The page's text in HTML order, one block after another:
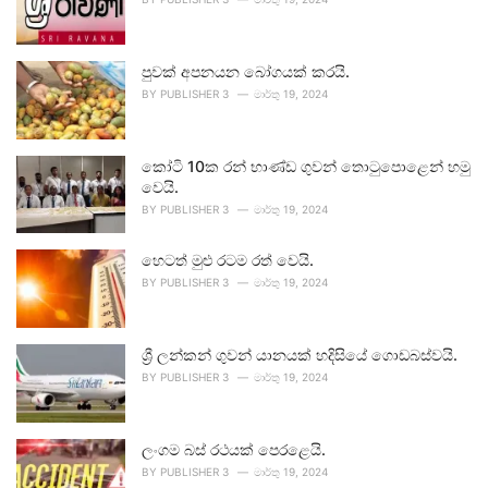
පුවක් අපනයන බෝගයක් කරයි.
BY PUBLISHER 3 මාර්තු 19, 2024
කෝටි 10ක රන් භාණ්ඩ ගුවන් තොටුපොළෙන් හමු
වෙයි.
BY PUBLISHER 3 මාර්තු 19, 2024
හෙටත් මුළු රටම රත් වෙයි.
BY PUBLISHER 3 මාර්තු 19, 2024
ශ්‍රී ලන්කන් ගුවන් යානයක් හදිසියේ ගොඩබස්වයි.
BY PUBLISHER 3 මාර්තු 19, 2024
ලංගම බස් රථයක් පෙරළෙයි.
BY PUBLISHER 3 මාර්තු 19, 2024